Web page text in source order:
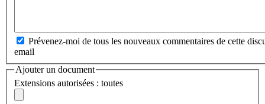
Prévenez-moi de tous les nouveaux commentaires de cette
email
Ajouter un document
Extensions autorisées : toutes